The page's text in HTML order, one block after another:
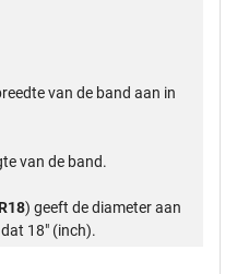
van de band aan in
van de band.
) geeft de diameter aan
18" (inch).